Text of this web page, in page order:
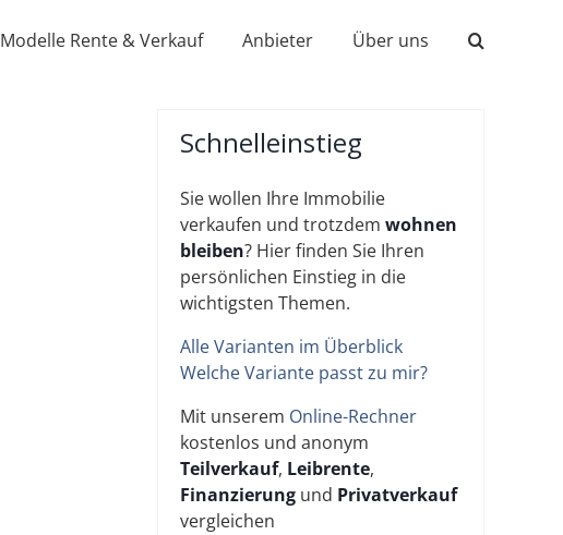
Modelle Rente & Verkauf Anbieter Über uns
Schnelleinstieg
Sie wollen Ihre Immobilie
verkaufen und trotzdem wohnen
bleiben? Hier finden Sie Ihren
persönlichen Einstieg in die
wichtigsten Themen.
Alle Varianten im Überblick
Welche Variante passt zu mir?
Mit unserem Online-Rechner
kostenlos und anonym
Teilverkauf, Leibrente,
Finanzierung und Privatverkauf
vergleichen